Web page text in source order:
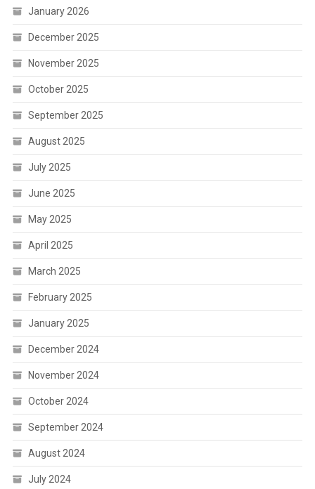
January 2026
December 2025
November 2025
October 2025
September 2025
August 2025
July 2025
June 2025
May 2025
April 2025
March 2025
February 2025
January 2025
December 2024
November 2024
October 2024
September 2024
August 2024
July 2024